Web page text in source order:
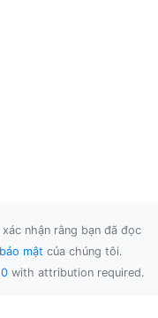
nhận rằng bạn đã đọc
mật của chúng tôi.
with attribution required.